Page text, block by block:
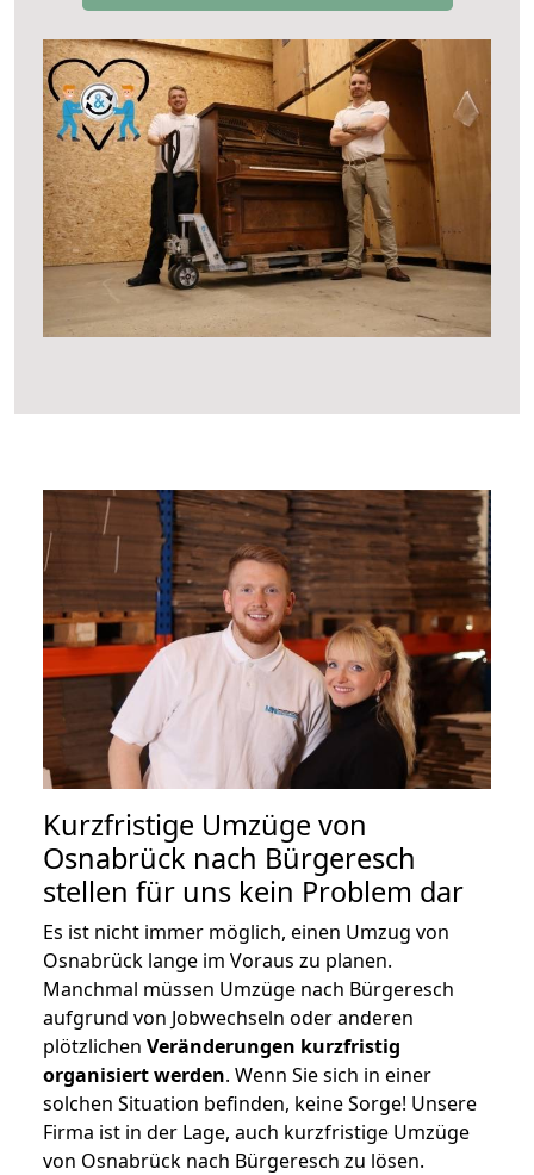
Kurzfristige Umzüge von
Osnabrück nach Bürgeresch
stellen für uns kein Problem dar
Es ist nicht immer möglich, einen Umzug von
Osnabrück lange im Voraus zu planen.
Manchmal müssen Umzüge nach Bürgeresch
aufgrund von Jobwechseln oder anderen
plötzlichen Veränderungen kurzfristig
organisiert werden. Wenn Sie sich in einer
solchen Situation befinden, keine Sorge! Unsere
Firma ist in der Lage, auch kurzfristige Umzüge
von Osnabrück nach Bürgeresch zu lösen.